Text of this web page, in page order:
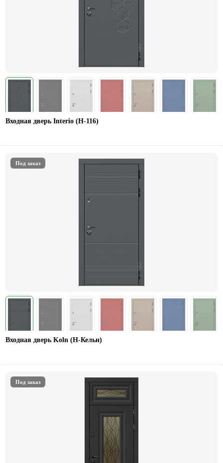
Входная дверь Interio (Н-116)
Под заказ
Входная дверь Koln (Н-Кельн)
Под заказ